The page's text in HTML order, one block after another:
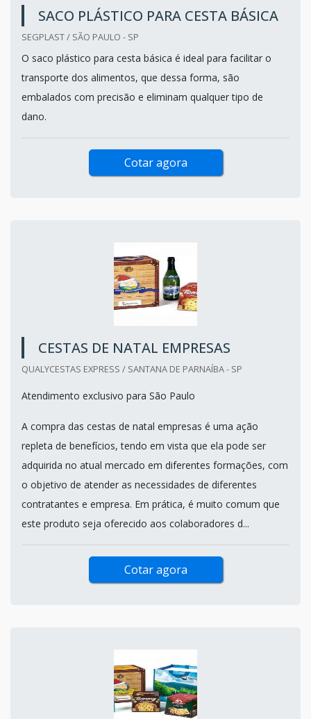
SACO PLÁSTICO PARA CESTA BÁSICA
SEGPLAST / SÃO PAULO - SP
O saco plástico para cesta básica é ideal para facilitar o
transporte dos alimentos, que dessa forma, são
embalados com precisão e eliminam qualquer tipo de
dano.
Cotar agora
CESTAS DE NATAL EMPRESAS
QUALYCESTAS EXPRESS / SANTANA DE PARNAÍBA - SP
Atendimento exclusivo para São Paulo
A compra das cestas de natal empresas é uma ação
repleta de benefícios, tendo em vista que ela pode ser
adquirida no atual mercado em diferentes formações, com
o objetivo de atender as necessidades de diferentes
contratantes e empresa. Em prática, é muito comum que
este produto seja oferecido aos colaboradores d...
Cotar agora